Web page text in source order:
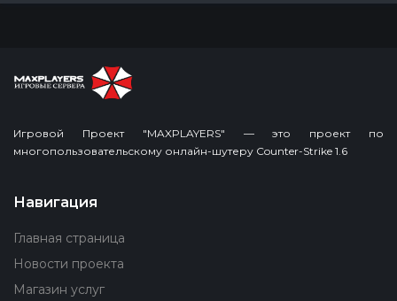
Игровой Проект "MAXPLAYERS" — это проект по
многопользовательскому онлайн-шутеру Counter-Strike 1.6
Навигация
Главная страница
Новости проекта
Магазин услуг